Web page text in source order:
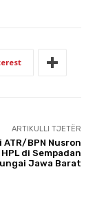
ARTIKULLI TJETËR
ATR/BPN Nusron
di Sempadan
Jawa Barat